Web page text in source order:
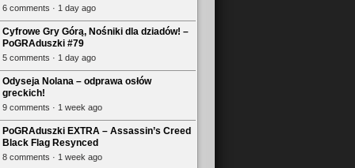
6 comments · 1 day ago
Cyfrowe Gry Górą, Nośniki dla dziadów! –
PoGRAduszki #79
5 comments · 1 day ago
Odyseja Nolana – odprawa osłów
greckich!
9 comments · 1 week ago
PoGRAduszki EXTRA – Assassin’s Creed
Black Flag Resynced
8 comments · 1 week ago